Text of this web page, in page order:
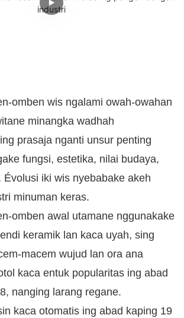
omben wis ngalami owah-owahan
minangka wadhah
prasaja nganti unsur penting
fungsi, estetika, nilai budaya,
Évolusi iki wis nyebabake akeh
minuman keras.
omben awal utamane nggunakake
keramik lan kaca uyah, sing
macem wujud lan ora ana
kaca entuk popularitas ing abad
nanging larang regane.
kaca otomatis ing abad kaping 19